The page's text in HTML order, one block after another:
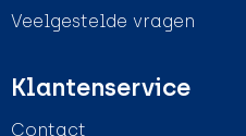
Veelgestelde vragen
Klantenservice
Contact